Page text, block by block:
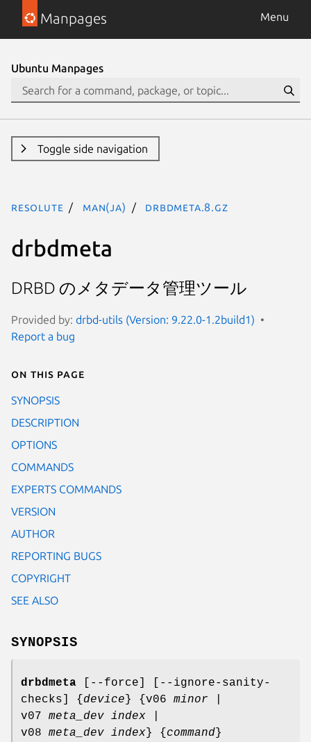
Manpages Menu
Ubuntu Manpages
Toggle side navigation
resolute man(ja) drbdmeta.8.gz
drbdmeta
DRBD のメタデータ管理ツール
Provided by: drbd-utils (Version: 9.22.0-1.2build1)
Report a bug
On this page
SYNOPSIS
DESCRIPTION
OPTIONS
COMMANDS
EXPERTS COMMANDS
VERSION
AUTHOR
REPORTING BUGS
COPYRIGHT
SEE ALSO
SYNOPSIS
drbdmeta [--force] [--ignore-sanity-
checks] { device } {v06 minor
v07 meta_dev index
v08 meta_dev index} { command}